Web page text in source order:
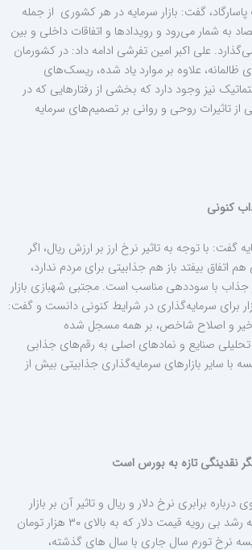
گفت: بازار سرمایه در هر کشوری از جمله
به شمار می‌رود و رویدادها و اتفاقات داخلی و بین
می‌گذارد. علی اکبر امین تفرشی ادامه داد: در کشورمان
ظالمانه، علاوه بر موارد یاد شده، ریسک‌های
نیز وجود دارد که بخشی از رفتارهایی که در
از تاثیرات روحی و روانی بر تصمیم‌های سرمایه
کنونی
گفت: با توجه به تاثیر نرخ ارز بر ارزش ریال، اگر
اتفاق بیفتد باز هم جذابیتی برای مردم ندارد،
جذاب با سوددهی مناسب است. مجتبی شهبازی بازار
برای سرمایه‌گذاری در شرایط کنونی دانست و گفت:
و اصلاح شاخص، بر همه مسجل شده
تحلیلی صنایع و نمادهای اصلی به رقم‌های جذابی
با سایر بازارهای سرمایه‌گذاری جذابیتی بیش از
نقدینگی تازه به بورس است
برابری نرخ دلار و ریال و تاثیر آن بر بازار
سرمایه گفت: با توجه به رشد بی رویه قیمت دلار که به بالای ۳۰ هزار تومان
نرخ تورم سال جاری با سال های گذشته،